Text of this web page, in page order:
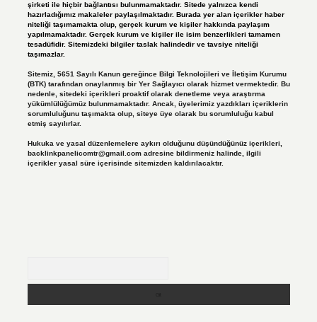
şirketi ile hiçbir bağlantısı bulunmamaktadır. Sitede yalnızca kendi
hazırladığımız makaleler paylaşılmaktadır. Burada yer alan içerikler haber
niteliği taşımamakta olup, gerçek kurum ve kişiler hakkında paylaşım
yapılmamaktadır. Gerçek kurum ve kişiler ile isim benzerlikleri tamamen
tesadüfidir. Sitemizdeki bilgiler taslak halindedir ve tavsiye niteliği
taşımazlar.
Sitemiz, 5651 Sayılı Kanun gereğince Bilgi Teknolojileri ve İletişim Kurumu
(BTK) tarafından onaylanmış bir Yer Sağlayıcı olarak hizmet vermektedir. Bu
nedenle, sitedeki içerikleri proaktif olarak denetleme veya araştırma
yükümlülüğümüz bulunmamaktadır. Ancak, üyelerimiz yazdıkları içeriklerin
sorumluluğunu taşımakta olup, siteye üye olarak bu sorumluluğu kabul
etmiş sayılırlar.
Hukuka ve yasal düzenlemelere aykırı olduğunu düşündüğünüz içerikleri,
backlinkpanelicomtr@gmail.comadresine bildirmeniz halinde, ilgili
içerikler yasal süre içerisinde sitemizden kaldırılacaktır.